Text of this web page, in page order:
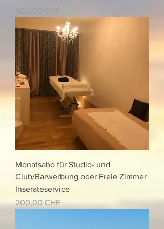
600,00 CHF
Monatsabo für Studio- und
Club/Barwerbung oder Freie Zimmer
Inserateservice
Cena
200,00 CHF